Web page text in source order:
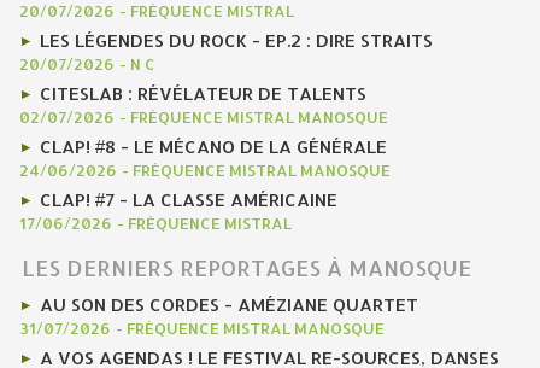
20/07/2026 - FRÉQUENCE MISTRAL
LES LÉGENDES DU ROCK - EP.2 : DIRE STRAITS
20/07/2026 - N C
CITESLAB : RÉVÉLATEUR DE TALENTS
02/07/2026 - FRÉQUENCE MISTRAL MANOSQUE
CLAP! #8 - LE MÉCANO DE LA GÉNÉRALE
24/06/2026 - FRÉQUENCE MISTRAL MANOSQUE
CLAP! #7 - LA CLASSE AMÉRICAINE
17/06/2026 - FRÉQUENCE MISTRAL
LES DERNIERS REPORTAGES À MANOSQUE
AU SON DES CORDES - AMÉZIANE QUARTET
31/07/2026 - FRÉQUENCE MISTRAL MANOSQUE
A VOS AGENDAS ! LE FESTIVAL RE-SOURCES, DANSES